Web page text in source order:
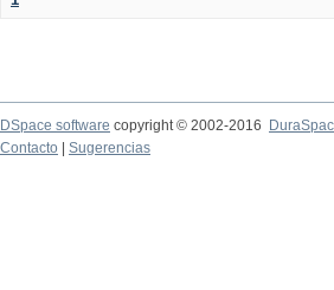
DSpace software copyright © 2002-2016
Contacto
Sugerencias